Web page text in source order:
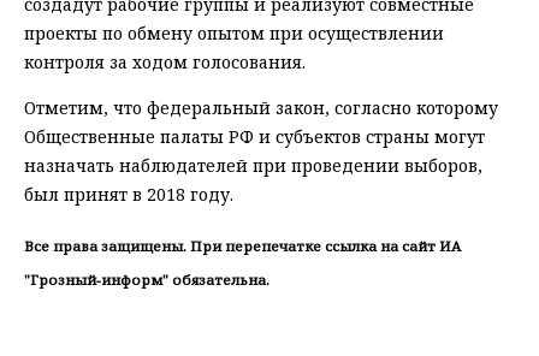
проекты по обмену опытом при осуществлении
контроля за ходом голосования.
Отметим, что федеральный закон, согласно которому
Общественные палаты РФ и субъектов страны могут
назначать наблюдателей при проведении выборов,
был принят в 2018 году.
Все права защищены. При перепечатке ссылка на сайт ИА
"Грозный-информ" обязательна.